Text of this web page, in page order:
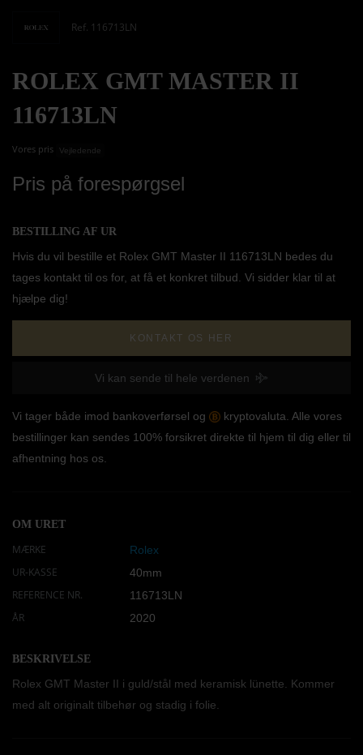
Ref. 116713LN
ROLEX GMT MASTER II
116713LN
Vores pris Vejledende
Pris på forespørgsel
BESTILLING AF UR
Hvis du vil bestille et Rolex GMT Master II 116713LN bedes du
tages kontakt til os for, at få et konkret tilbud. Vi sidder klar til at
hjælpe dig!
KONTAKT OS HER
Vi kan sende til hele verdenen
Vi tager både imod bankoverførsel og
kryptovaluta. Alle vores
bestillinger kan sendes 100% forsikret direkte til hjem til dig eller til
afhentning hos os.
OM URET
MÆRKE Rolex
UR-KASSE 40mm
REFERENCE NR. 116713LN
ÅR 2020
BESKRIVELSE
Rolex GMT Master II i guld/stål med keramisk lünette. Kommer
med alt originalt tilbehør og stadig i folie.